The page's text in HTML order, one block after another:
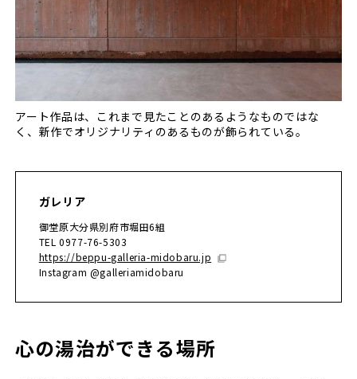
アート作品は、これまで見たことのあるようなものではな
く、新作でオリジナリティのあるものが飾られている。
ガレリア
御堂原大分県別府市堀田6組
TEL 0977-76-5303
https://beppu-galleria-midobaru.jp
Instagram @galleriamidobaru
心の湯治ができる場所